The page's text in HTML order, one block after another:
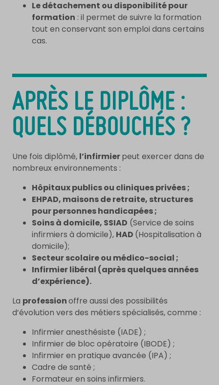
Le détachement ou disponibilité pour
formation : il permet de suivre la formation
tout en conservant son emploi dans certains
cas.
APRÈS LE DIPLÔME :
QUELS DÉBOUCHÉS ?
Une fois diplômé, l’infirmierpeut exercer dans de
nombreux environnements :
Hôpitaux publics ou cliniques privées ;
EHPAD, maisons de retraite, structures
pour personnes handicapées ;
Soins à domicile, SSIAD (Service de soins
infirmiers à domicile), HAD (Hospitalisation à
domicile);
Secteur scolaire ou médico-social ;
Infirmier libéral (après quelques années
d’expérience).
La professionoffre aussi des possibilités
d’évolution vers des métiers spécialisés, comme :
Infirmier anesthésiste (IADE) ;
Infirmier de bloc opératoire (IBODE) ;
Infirmier en pratique avancée (IPA) ;
Cadre de santé ;
Formateur en soins infirmiers.